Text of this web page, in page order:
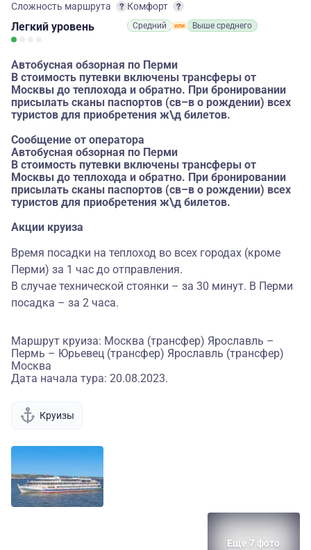
Сложность маршрута
Легкий уровень
Комфорт
Средний Выше среднего
Автобусная обзорная по Перми
В стоимость путевки включены трансферы от
Москвы до теплохода и обратно. При бронировании
присылать сканы паспортов (св–в о рождении) всех
туристов для приобретения ж\д билетов.
Сообщение от оператора
Автобусная обзорная по Перми
В стоимость путевки включены трансферы от
Москвы до теплохода и обратно. При бронировании
присылать сканы паспортов (св–в о рождении) всех
туристов для приобретения ж\д билетов.
Акции круиза
Время посадки на теплоход во всех городах (кроме
Перми) за 1 час до отправления.
В случае технической стоянки – за 30 минут. В Перми
посадка – за 2 часа.
Маршрут круиза: Москва (трансфер) Ярославль –
Пермь – Юрьевец (трансфер) Ярославль (трансфер)
Москва
Дата начала тура: 20.08.2023.
Круизы
Еще 7 фото